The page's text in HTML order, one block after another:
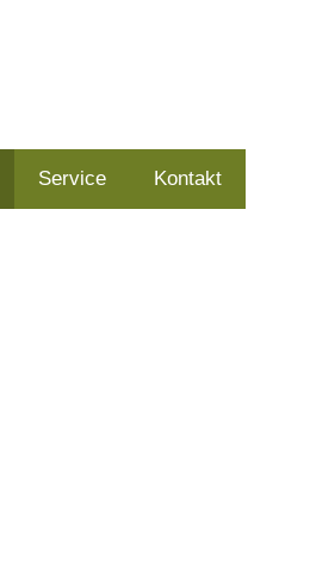
Service Kontakt